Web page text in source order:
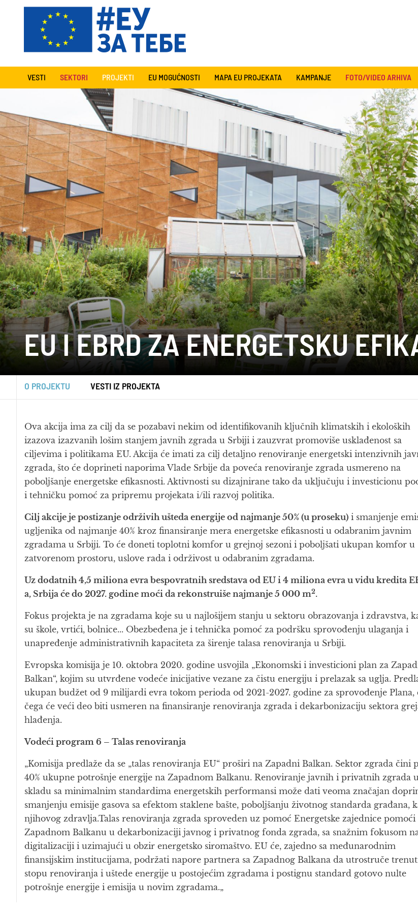
VESTI SEKTORI PROJEKTI EU MOGUĆNOSTI MAPA EU PROJEKATA KAMPANJE FOTO/VIDEO ARHIVA
EU I EBRD ZA ENERGETSKU
O PROJEKTU VESTI IZ PROJEKTA
Ova akcija ima za cilj da se pozabavi nekim od identifikovanih ključnih klimatskih i ekoloških
izazova izazvanih lošim stanjem javnih zgrada u Srbiji i zauzvrat promoviše usklađenost sa
ciljevima i politikama EU. Akcija će imati za cilj detaljno renoviranje energetski intenzivnih
zgrada, što će doprineti naporima Vlade Srbije da poveća renoviranje zgrada usmereno na
poboljšanje energetske efikasnosti. Aktivnosti su dizajnirane tako da uključuju i investicionu
i tehničku pomoć za pripremu projekata i/ili razvoj politika.
Cilj akcije je postizanje održivih ušteda energije od najmanje 50% (u proseku) i smanjenje
ugljenika od najmanje 40% kroz finansiranje mera energetske efikasnosti u odabranim javnim
zgradama u Srbiji. To će doneti toplotni komfor u grejnoj sezoni i poboljšati ukupan komfor u
zatvorenom prostoru, uslove rada i održivost u odabranim zgradama.
Uz dodatnih 4,5 miliona evra bespovratnih sredstava od EU i 4 miliona evra u vidu kredita
a, Srbija će do 2027. godine moći da rekonstruiše najmanje 5 000 m2.
Fokus projekta je na zgradama koje su u najlošijem stanju u sektoru obrazovanja i zdravstva,
su škole, vrtići, bolnice... Obezbeđena je i tehnička pomoć za podršku sprovođenju ulaganja i
unapređenje administrativnih kapaciteta za širenje talasa renoviranja u Srbiji.
Evropska komisija je 10. oktobra 2020. godine usvojila „Ekonomski i investicioni plan za
Balkan“, kojim su utvrđene vodeće inicijative vezane za čistu energiju i prelazak sa uglja.
ukupan budžet od 9 milijardi evra tokom perioda od 2021-2027. godine za sprovođenje Plana,
čega će veći deo biti usmeren na finansiranje renoviranja zgrada i dekarbonizaciju sektora
hlađenja.
Vodeći program 6 – Talas renoviranja
„Komisija predlaže da se „talas renoviranja EU“ proširi na Zapadni Balkan. Sektor zgrada čini
40% ukupne potrošnje energije na Zapadnom Balkanu. Renoviranje javnih i privatnih zgrada
skladu sa minimalnim standardima energetskih performansi može dati veoma značajan
smanjenju emisije gasova sa efektom staklene bašte, poboljšanju životnog standarda građana,
njihovog zdravlja.Talas renoviranja zgrada sproveden uz pomoć Energetske zajednice pomoći
Zapadnom Balkanu u dekarbonizaciji javnog i privatnog fonda zgrada, sa snažnim fokusom
digitalizaciji i uzimajući u obzir energetsko siromaštvo. EU će, zajedno sa međunarodnim
finansijskim institucijama, podržati napore partnera sa Zapadnog Balkana da utrostruče
stopu renoviranja i uštede energije u postojećim zgradama i postignu standard gotovo nulte
potrošnje energije i emisija u novim zgradama.„